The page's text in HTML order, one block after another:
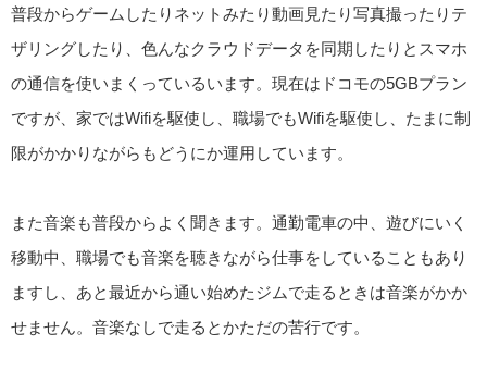
普段からゲームしたりネットみたり動画見たり写真撮ったりテ
ザリングしたり、色んなクラウドデータを同期したりとスマホ
の通信を使いまくっているいます。現在はドコモの5GBプラン
ですが、家ではWifiを駆使し、職場でもWifiを駆使し、たまに制
限がかかりながらもどうにか運用しています。
また音楽も普段からよく聞きます。通勤電車の中、遊びにいく
移動中、職場でも音楽を聴きながら仕事をしていることもあり
ますし、あと最近から通い始めたジムで走るときは音楽がかか
せません。音楽なしで走るとかただの苦行です。